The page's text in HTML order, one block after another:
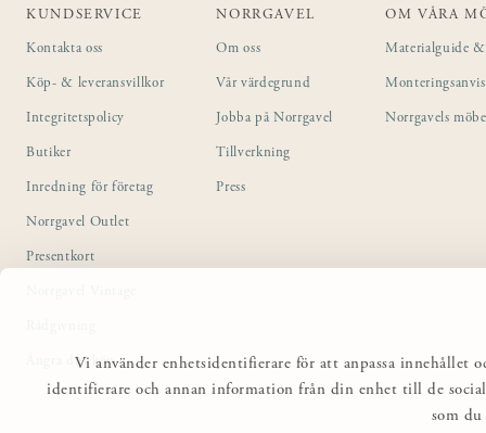
Vi använder enhetsidentifierare för att anpassa innehållet
identifierare och annan information från din enhet till de
som
KUNDSERVICE
Kontakta oss
Köp- & leveransvillkor
Integritetspolicy
Butiker
Inredning för företag
Norrgavel Outlet
Presentkort
Ångra ditt köp
NORRGAVEL
Om oss
Vår värdegrund
Jobba på Norrgavel
Tillverkning
Press
OM VÅRA
Materialguide &
Norrgavels